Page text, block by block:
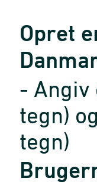
Opret
- Angiv
tegn)
tegn)